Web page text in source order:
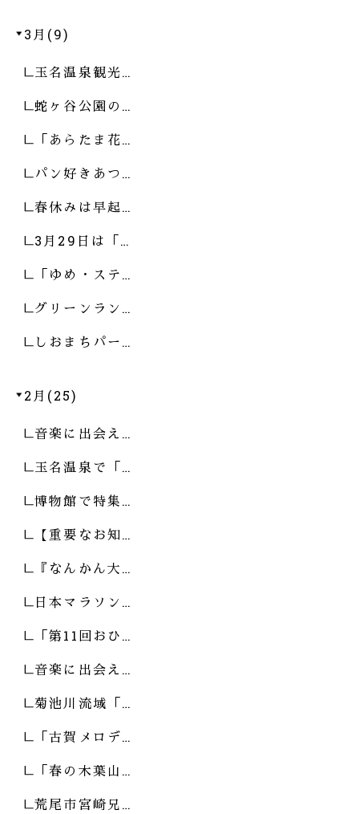
3月(9)
玉名温泉観光…
蛇ヶ谷公園の…
「あらたま花…
パン好きあつ…
春休みは早起…
3月29日は「…
「ゆめ・ステ…
グリーンラン…
しおまちパー…
2月(25)
音楽に出会え…
玉名温泉で「…
博物館で特集…
【重要なお知…
『なんかん大…
日本マラソン…
「第11回おひ…
音楽に出会え…
菊池川流域「…
「古賀メロデ…
「春の木葉山…
荒尾市宮崎兄…